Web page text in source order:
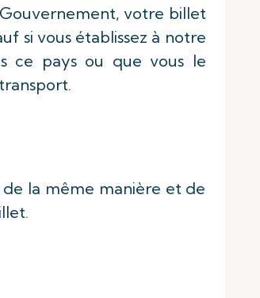
votre billet
si vous établissez à notre
ce pays ou que vous le
la même manière et de